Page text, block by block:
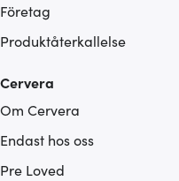
Företag
Produktåterkallelse
Cervera
Om Cervera
Endast hos oss
Pre Loved